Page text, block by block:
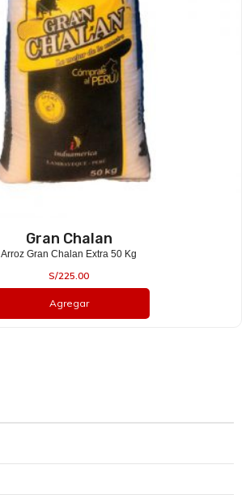
Gran Chalan
Arroz Gran Chalan Extra 50 Kg
S/225.00
Agregar